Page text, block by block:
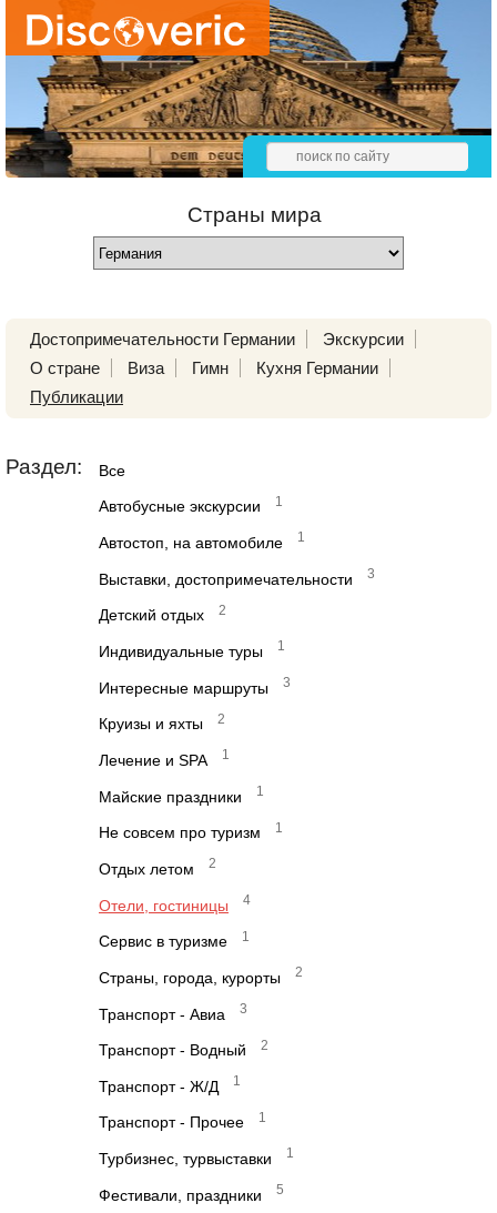
Страны мира
Достопримечательности Германии
Экскурсии
О стране
Виза Гимн
Кухня Германии
Публикации
Раздел: Все
Автобусные экскурсии 1
Автостоп, на автомобиле 1
Выставки, достопримечательности 3
Детский отдых 2
Индивидуальные туры 1
Интересные маршруты 3
Круизы и яхты 2
Лечение и SPA 1
Майские праздники 1
Не совсем про туризм 1
Отдых летом 2
Отели, гостиницы 4
Сервис в туризме 1
Страны, города, курорты 2
Транспорт - Авиа 3
Транспорт - Водный 2
Транспорт - Ж/Д 1
Транспорт - Прочее 1
Турбизнес, турвыставки 1
Фестивали, праздники 5